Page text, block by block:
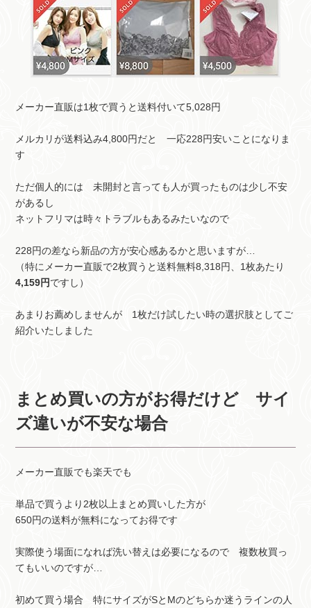
メーカー直販は1枚で買うと送料付いて5,028円
メルカリが送料込み4,800円だと 一応228円安いことになりま
す
ただ個人的には 未開封と言っても人が買ったものは少し不安
があるし
ネットフリマは時々トラブルもあるみたいなので
228円の差なら新品の方が安心感あるかと思いますが…
（特にメーカー直販で2枚買うと送料無料8,318円、1枚あたり
4,159円ですし）
あまりお薦めしませんが 1枚だけ試したい時の選択肢としてご
紹介いたしました
まとめ買いの方がお得だけど サイ
ズ違いが不安な場合
メーカー直販でも楽天でも
単品で買うより2枚以上まとめ買いした方が
650円の送料が無料になってお得です
実際使う場面になれば洗い替えは必要になるので 複数枚買っ
てもいいのですが…
初めて買う場合 特にサイズがSとMのどちらか迷うラインの人